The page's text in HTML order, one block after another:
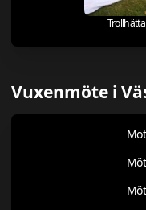
Vuxenmöte i